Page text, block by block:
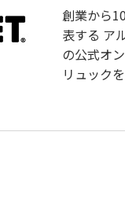
創業から
表する ア
の公式オ
リュック